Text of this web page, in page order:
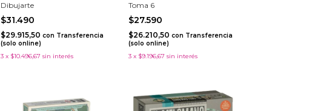
Dibujarte
$31.490
$29.915,50 con Transferencia
(solo online)
3 x $10.496,67 sin interés
Toma 6
$27.590
$26.210,50 con Transferencia
(solo online)
3 x $9.196,67 sin interés